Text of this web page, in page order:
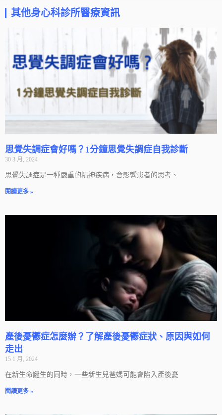
其他身心科診所醫療資訊
思覺失調症會好嗎？1分鐘思覺失調症自我診斷
30 3 月, 2024
思覺失調症是一種嚴重的精神疾病，會影響患者的思考、
閱讀更多 »
產後憂鬱症怎麼辦？了解產後憂鬱症狀、原因與如何
走出
15 1 月, 2024
在新生命誕生的同時，一些新生兒爸媽可能會陷入產後憂
閱讀更多 »